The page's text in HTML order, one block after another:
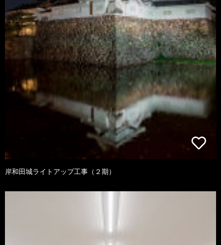
岸和田城ライトアップ工事（２期）